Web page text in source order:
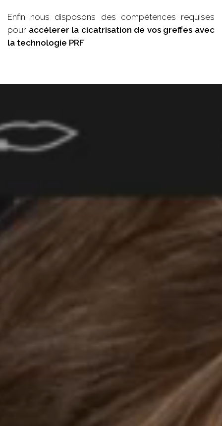
Enfin nous disposons des compétences requises
pour accélerer la cicatrisation de vos greffes avec
la technologie PRF